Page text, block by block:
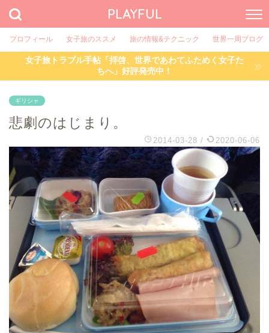
PLAYFUL
プロフィール 女子旅のススメ 旅の情報&テクニック 世界一周ブログ
女子旅トラブル手帖「拝啓、世界であわてふためく女子た
ちへ」好評発売中！
ギリシャ
悲劇のはじまり。
2014-03-28 / 2020-06-06